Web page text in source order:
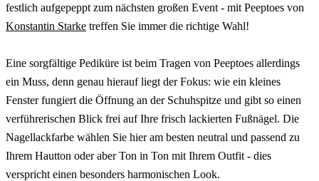
festlich aufgepeppt zum nächsten großen Event - mit Peeptoes von
Konstantin Starke treffen Sie immer die richtige Wahl!
Eine sorgfältige Pediküre ist beim Tragen von Peeptoes allerdings
ein Muss, denn genau hierauf liegt der Fokus: wie ein kleines
Fenster fungiert die Öffnung an der Schuhspitze und gibt so einen
verführerischen Blick frei auf Ihre frisch lackierten Fußnägel. Die
Nagellackfarbe wählen Sie hier am besten neutral und passend zu
Ihrem Hautton oder aber Ton in Ton mit Ihrem Outfit - dies
verspricht einen besonders harmonischen Look.